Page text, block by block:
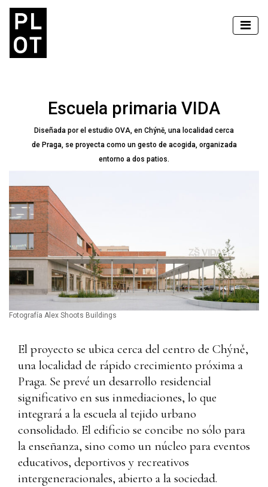
Escuela primaria VIDA
Diseñada por el estudio OVA, en Chýně, una localidad cerca
de Praga, se proyecta como un gesto de acogida, organizada
entorno a dos patios.
Fotografía Alex Shoots Buildings
El proyecto se ubica cerca del centro de Chýně,
una localidad de rápido crecimiento próxima a
Praga. Se prevé un desarrollo residencial
significativo en sus inmediaciones, lo que
integrará a la escuela al tejido urbano
consolidado. El edificio se concibe no sólo para
la enseñanza, sino como un núcleo para eventos
educativos, deportivos y recreativos
intergeneracionales, abierto a la sociedad.